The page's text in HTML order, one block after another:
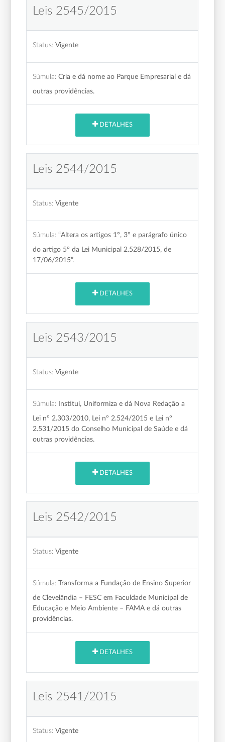
Leis 2545/2015
Status: Vigente
Súmula: Cria e dá nome ao Parque Empresarial e dá
outras providências.
DETALHES
Leis 2544/2015
Status: Vigente
Súmula: “Altera os artigos 1°, 3° e parágrafo único
do artigo 5° da Lei Municipal 2.528/2015, de
17/06/2015”.
DETALHES
Leis 2543/2015
Status: Vigente
Súmula: Institui, Uniformiza e dá Nova Redação a
Lei nº 2.303/2010, Lei nº 2.524/2015 e Lei nº
2.531/2015 do Conselho Municipal de Saúde e dá
outras providências.
DETALHES
Leis 2542/2015
Status: Vigente
Súmula: Transforma a Fundação de Ensino Superior
de Clevelândia – FESC em Faculdade Municipal de
Educação e Meio Ambiente – FAMA e dá outras
providências.
DETALHES
Leis 2541/2015
Status: Vigente